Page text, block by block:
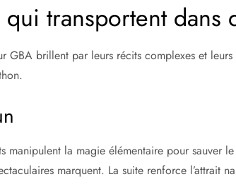
qui transportent
GBA brillent par leurs récits complexes et
manipulent la magie élémentaire pour sauver
marquent. La suite renforce l’attrait